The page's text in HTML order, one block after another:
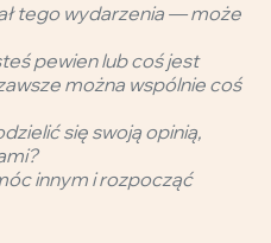
tego wydarzenia — może
pewien lub coś jest
można wspólnie coś
się swoją opinią,
innym i rozpocząć